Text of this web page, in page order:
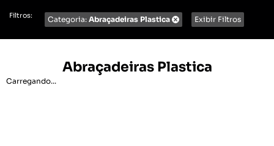
Filtros: Categoria: Abraçadeiras Plastica Exibir Filtros
Abraçadeiras Plastica
Carregando...